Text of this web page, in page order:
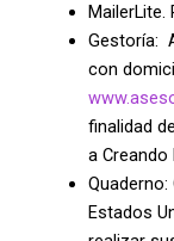
MailerLite.
Gestoría:
con
finalidad
a Creando
Estados